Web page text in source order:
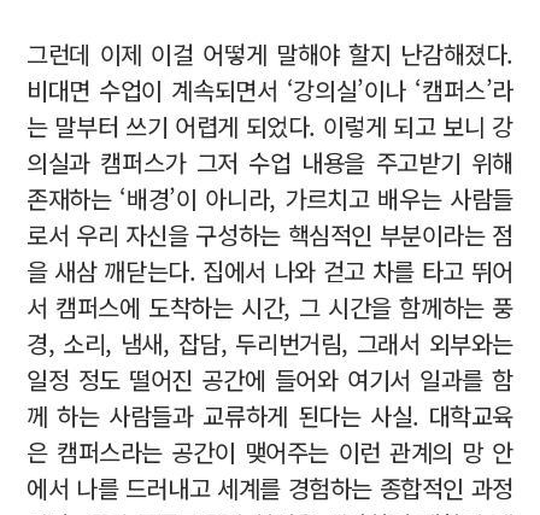
그런데 이제 이걸 어떻게 말해야 할지 난감해졌다.
비대면 수업이 계속되면서 ‘강의실’이나 ‘캠퍼스’라
는 말부터 쓰기 어렵게 되었다. 이렇게 되고 보니 강
의실과 캠퍼스가 그저 수업 내용을 주고받기 위해
존재하는 ‘배경’이 아니라, 가르치고 배우는 사람들
로서 우리 자신을 구성하는 핵심적인 부분이라는 점
을 새삼 깨닫는다. 집에서 나와 걷고 차를 타고 뛰어
서 캠퍼스에 도착하는 시간, 그 시간을 함께하는 풍
경, 소리, 냄새, 잡담, 두리번거림, 그래서 외부와는
일정 정도 떨어진 공간에 들어와 여기서 일과를 함
께 하는 사람들과 교류하게 된다는 사실. 대학교육
은 캠퍼스라는 공간이 맺어주는 이런 관계의 망 안
에서 나를 드러내고 세계를 경험하는 종합적인 과정